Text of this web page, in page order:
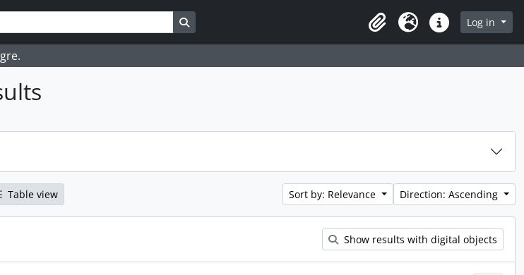
Search in browse page
ClipboardLanguageQuick linksLog in
Table view Sort by: Relevance Direction: Ascending
Show results with digital objects